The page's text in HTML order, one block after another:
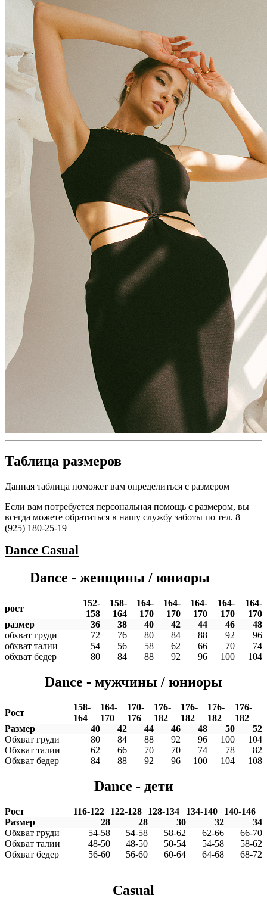
Таблица размеров
Данная таблица поможет вам определиться с размером
Если вам потребуется персональная помощь с размером, вы
всегда можете обратиться в нашу службу заботы по тел. 8
(925) 180-25-19
Dance Casual
Dance - женщины / юниоры
рост
152-
158
158-
164
164-
170
164-
170
164-
170
164-
170
164-
170
размер
36 38 40 42 44 46
48
обхват груди
72 76 80 84 88 92
96
обхват талии
54 56 58 62 66 70
74
обхват бедер
80 84 88 92 96 100 104
Dance - мужчины / юниоры
Рост
158-
164
164-
170
170-
176
176-
182
176-
182
176-
182
176-
182
Размер
40 42 44 46 48 50
52
Обхват груди
80 84 88 92 96 100
104
Обхват талии
62 66 70 70 74 78
82
Обхват бедер
84 88 92 96 100 104 108
Dance - дети
Рост 116-122 122-128 128-134 134-140
140-146
Размер
28 28 30 32
34
Обхват груди
54-58 54-58 58-62 62-66
66-70
Обхват талии
48-50 48-50 50-54 54-58
58-62
Обхват бедер
56-60 56-60 60-64 64-68 68-72
Casual